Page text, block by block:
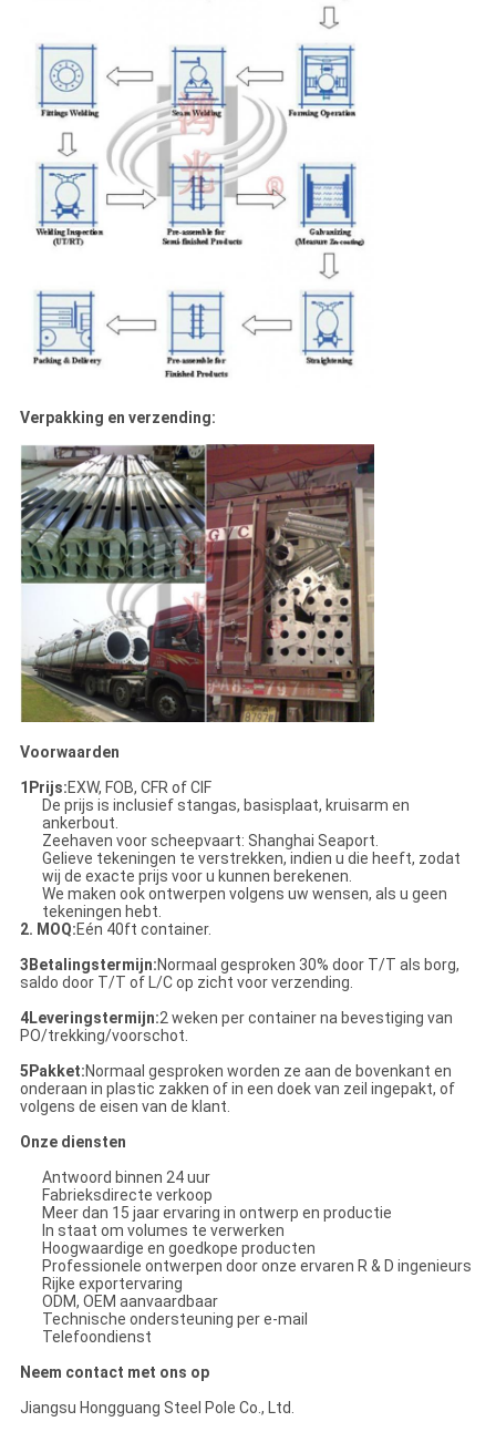
Verpakking en verzending:
Voorwaarden
1Prijs:EXW, FOB, CFR of CIF
De prijs is inclusief stangas, basisplaat, kruisarm en
ankerbout.
Zeehaven voor scheepvaart: Shanghai Seaport.
Gelieve tekeningen te verstrekken, indien u die heeft, zodat
wij de exacte prijs voor u kunnen berekenen.
We maken ook ontwerpen volgens uw wensen, als u geen
tekeningen hebt.
2. MOQ:Eén 40ft container.
3Betalingstermijn:Normaal gesproken 30% door T/T als borg,
saldo door T/T of L/C op zicht voor verzending.
4Leveringstermijn:2 weken per container na bevestiging van
PO/trekking/voorschot.
5Pakket:Normaal gesproken worden ze aan de bovenkant en
onderaan in plastic zakken of in een doek van zeil ingepakt, of
volgens de eisen van de klant.
Onze diensten
Antwoord binnen 24 uur
Fabrieksdirecte verkoop
Meer dan 15 jaar ervaring in ontwerp en productie
In staat om volumes te verwerken
Hoogwaardige en goedkope producten
Professionele ontwerpen door onze ervaren R & D ingenieurs
Rijke exportervaring
ODM, OEM aanvaardbaar
Technische ondersteuning per e-mail
Telefoondienst
Neem contact met ons op
Jiangsu Hongguang Steel Pole Co., Ltd.